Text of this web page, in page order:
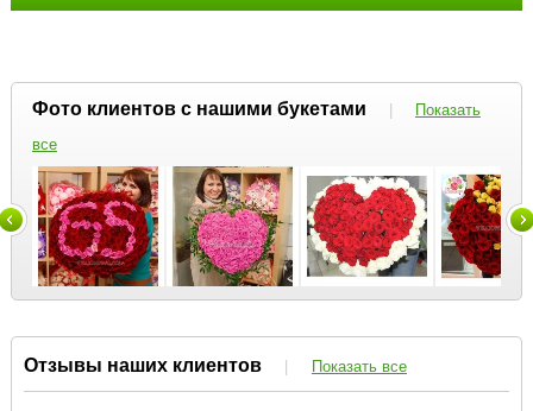
Фото клиентов с нашими букетами |
Показать
все
Отзывы наших клиентов | Показать все